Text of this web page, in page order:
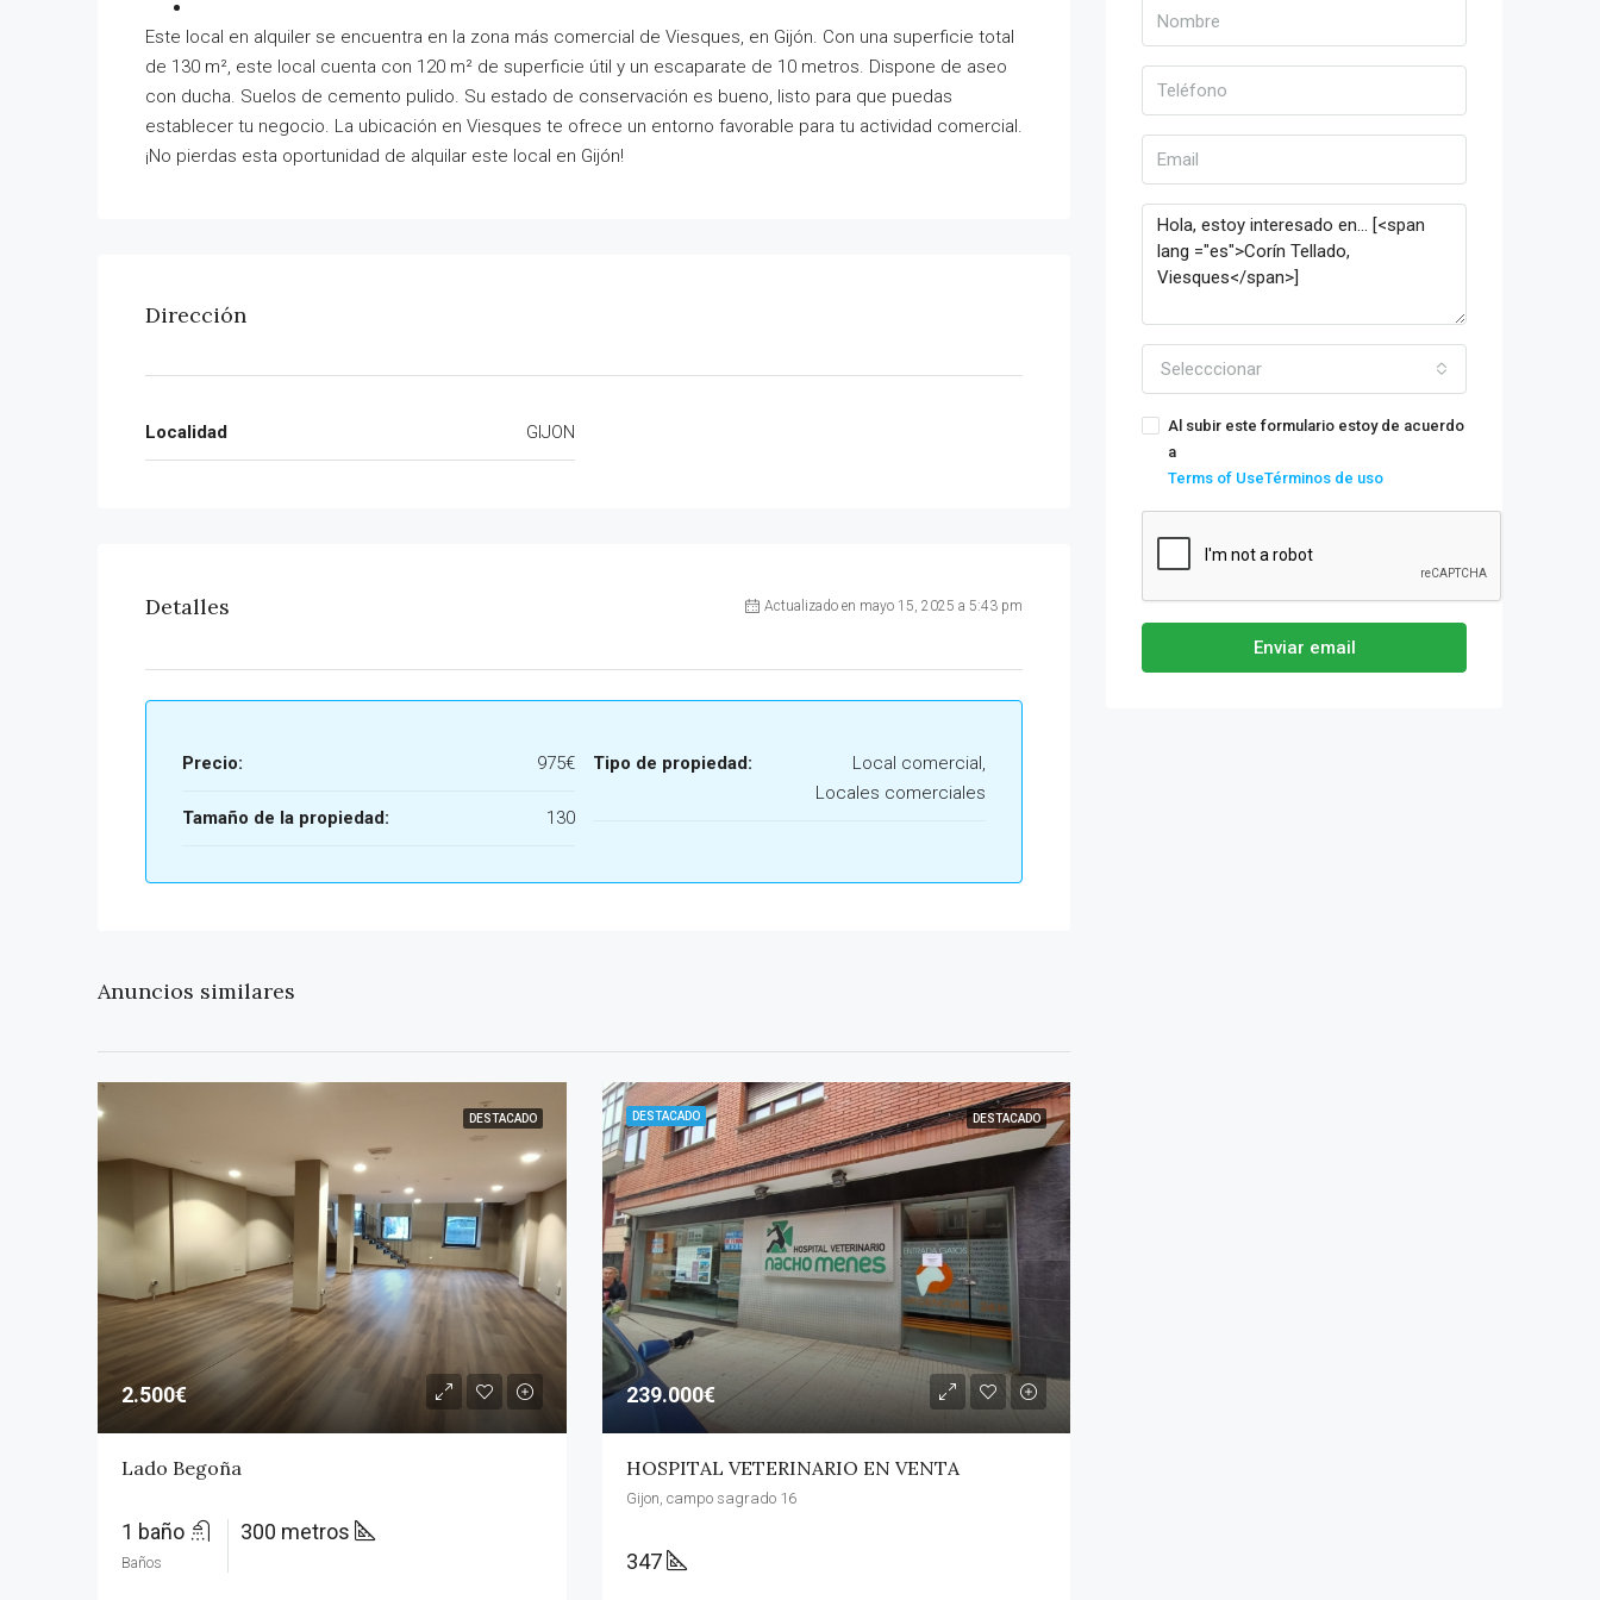
Este local en alquiler se encuentra en la zona más comercial de Viesques, en Gijón. Con una superficie total
de 130 m², este local cuenta con 120 m² de superficie útil y un escaparate de 10 metros. Dispone de aseo
con ducha. Suelos de cemento pulido. Su estado de conservación es bueno, listo para que puedas
establecer tu negocio. La ubicación en Viesques te ofrece un entorno favorable para tu actividad comercial.
¡No pierdas esta oportunidad de alquilar este local en Gijón!
Dirección
Localidad GIJON
Detalles Actualizado en mayo 15, 2025 a 5:43 pm
Precio: 975€
Tamaño de la propiedad: 130
Tipo de propiedad:
Local comercial,
Locales comerciales
Anuncios similares
DESTACADO
2.500€
Lado Begoña
1 baño
Baños
300 metros
DESTACADO DESTACADO
239.000€
HOSPITAL VETERINARIO EN VENTA
Gijon, campo sagrado 16
347
Selecccionar
Al subir este formulario estoy de acuerdo
a
Terms of UseTérminos de uso
Enviar email